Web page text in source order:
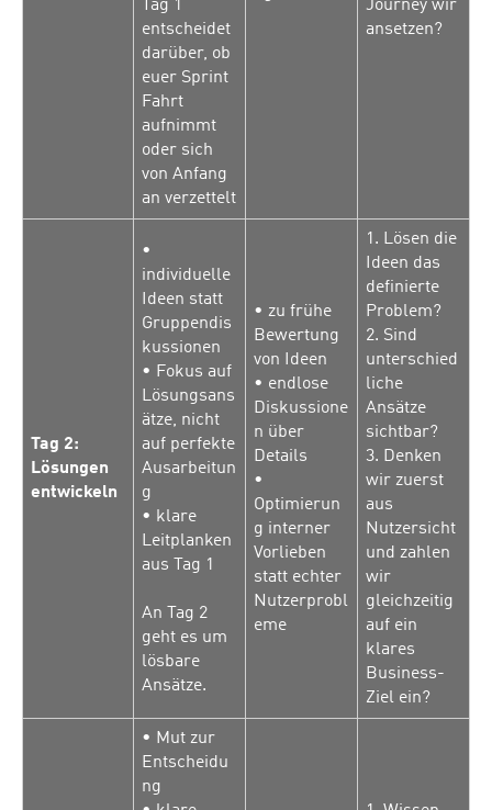
Tag 1
entscheidet
darüber, ob
euer Sprint
Fahrt
aufnimmt
oder sich
von Anfang
an verzettelt
Journey wir
ansetzen?
Tag 2:
Lösungen
entwickeln
•
individuelle
Ideen statt
Gruppendis
kussionen
• Fokus auf
Lösungsans
ätze, nicht
auf perfekte
Ausarbeitun
g
• klare
Leitplanken
aus Tag 1
An Tag 2
geht es um
lösbare
Ansätze.
• zu frühe
Bewertung
von Ideen
• endlose
Diskussione
n über
Details
•
Optimierun
g interner
Vorlieben
statt echter
Nutzerprobl
eme
1. Lösen die
Ideen das
definierte
Problem?
2. Sind
unterschied
liche
Ansätze
sichtbar?
3. Denken
wir zuerst
aus
Nutzersicht
und zahlen
wir
gleichzeitig
auf ein
klares
Business-
Ziel ein?
• Mut zur
Entscheidu
ng